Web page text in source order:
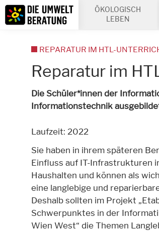
Inhalt
Suche
ÖKOLOGISCH
LEBEN
Reparatur im
Die Schüler*innen der
Informationstechnik
Laufzeit: 2022
Sie haben in ihrem späteren
Einfluss auf IT-Infrastrukturen
Haushalten und können als
eine langlebige und
Deshalb sollten im Projekt
Schwerpunktes in der
Wien West“ die Themen
REPARATUR IM HTL-